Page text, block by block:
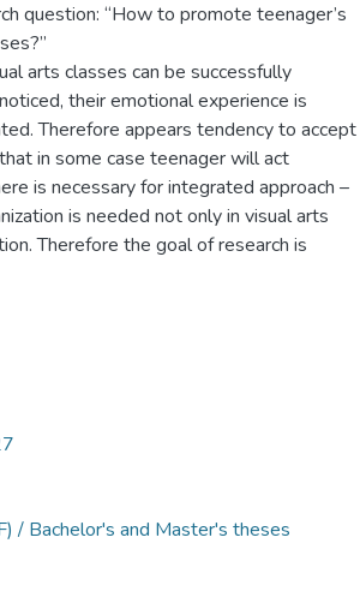
question: “How to promote teenager’s
arts classes can be successfully
their emotional experience is
Therefore appears tendency to accept
in some case teenager will act
is necessary for integrated approach –
is needed not only in visual arts
Therefore the goal of research is
/ Bachelor's and Master's theses